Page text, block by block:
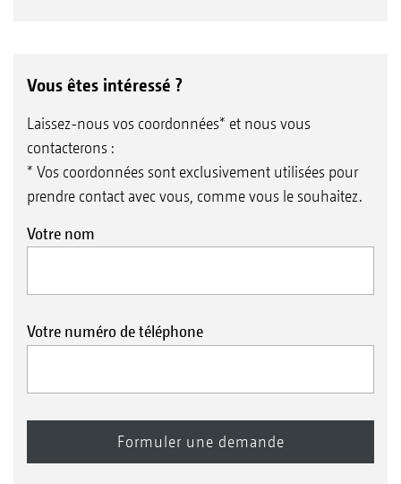
Vous êtes intéressé ?
Laissez-nous vos coordonnées* et nous vous
contacterons :
* Vos coordonnées sont exclusivement utilisées pour
prendre contact avec vous, comme vous le souhaitez.
Votre nom
Votre numéro de téléphone